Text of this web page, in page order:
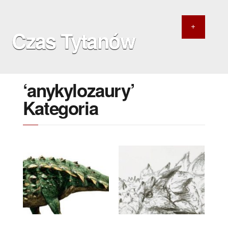
Czas Tytanów
‘anykylozaury’
Kategoria
25 LIPCA 2021
Niszczyciel goleni z
późnej kredy
29 WRZEŚNIA 2017
Zuul crurivastator